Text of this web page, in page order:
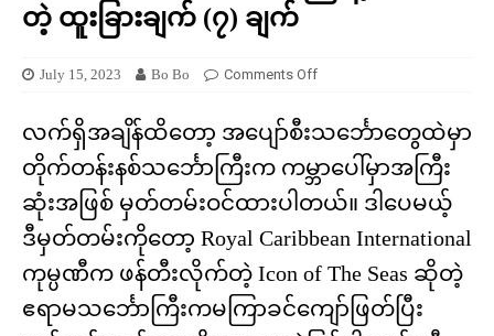
တဲ့ ထူးခြားချက် (၇) ချက်
July 15, 2023 Bo Bo Comments Off
လက်ရှိအချိန်ထိတော့ အပျော်စီးသင်္ဘောတွေထဲမှာ
တိုက်တန်းနစ်သင်္ဘောကြီးက ကမ္ဘာပေါ်မှာအကြီး
ဆုံးအဖြစ် မှတ်တမ်းဝင်ထားပါတယ်။ ဒါပေမယ့်
ဒီမှတ်တမ်းကိုတော့ Royal Caribbean International
ကုမ္ပဏီက ဖန်တီးလိုက်တဲ့ Icon of The Seas ဆိုတဲ့
ဧရာမသင်္ဘောကြီးကမကြာခင်ကျော်ဖြတ်ပြီး